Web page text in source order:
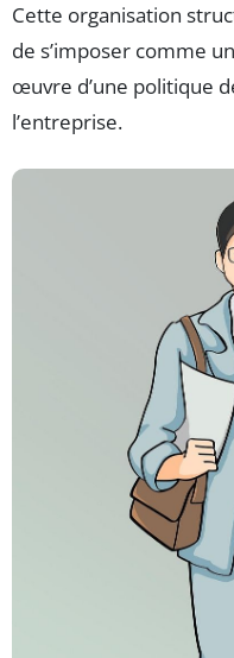
Cette organisation
de s’imposer comme
œuvre d’une politique
l’entreprise.